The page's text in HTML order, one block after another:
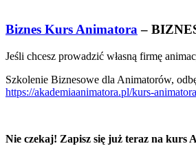
Biznes Kurs Animatora–
Jeśli chcesz prowadzić własną firmę
Szkolenie Biznesowe dla Animatorów,
https://akademiaanimatora.pl/kurs-
Nie czekaj! Zapisz się już teraz na kurs